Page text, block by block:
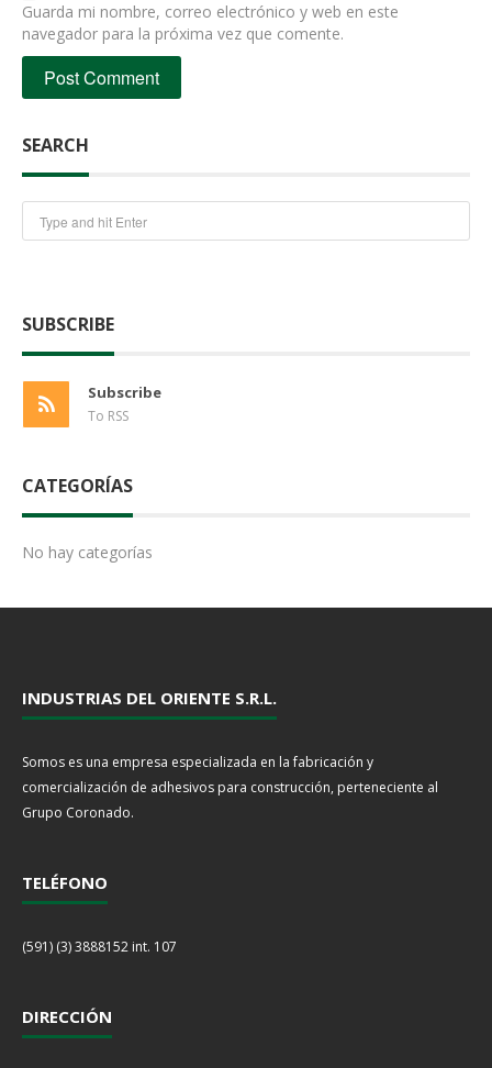
Guarda mi nombre, correo electrónico y web en este
navegador para la próxima vez que comente.
SEARCH
SUBSCRIBE
Subscribe
To RSS
CATEGORÍAS
No hay categorías
INDUSTRIAS DEL ORIENTE S.R.L.
Somos es una empresa especializada en la fabricación y
comercialización de adhesivos para construcción, perteneciente al
Grupo Coronado.
TELÉFONO
(591) (3) 3888152 int. 107
DIRECCIÓN